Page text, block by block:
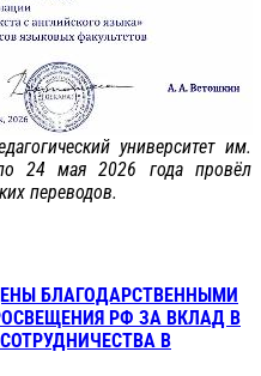
университет им.
24 мая 2026 года провёл
переводов.
БЛАГОДАРСТВЕННЫМИ
РФ ЗА ВКЛАД В
В